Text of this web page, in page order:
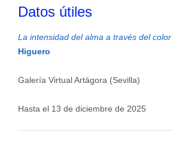
Datos útiles
La intensidad del alma a través del color
Higuero
Galería Virtual Artágora (Sevilla)
Hasta el 13 de diciembre de 2025